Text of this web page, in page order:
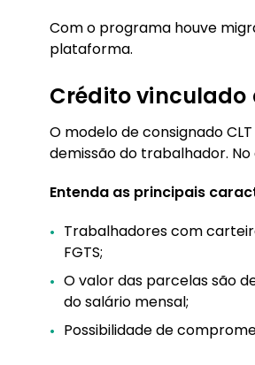
Com o programa houve
plataforma.
Crédito vinculado
O modelo de consignado
demissão do trabalhador.
Entenda as principais
Trabalhadores com
FGTS;
O valor das parcelas são
do salário mensal;
Possibilidade de